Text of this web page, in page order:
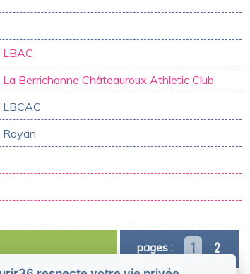
LBAC
La Berrichonne Châteauroux Athletic Club
LBCAC
Royan
pages : 1 2